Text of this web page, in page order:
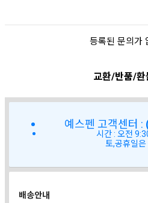
등록된 문의가
교환/반품/
예스펜 고객센터 :
시간 : 오전
토,공휴일
배송안내